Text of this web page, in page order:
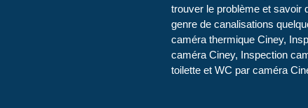
trouver le problème et savoir
genre de canalisations
caméra thermique Ciney,
caméra Ciney, Inspection
toilette et WC par caméra